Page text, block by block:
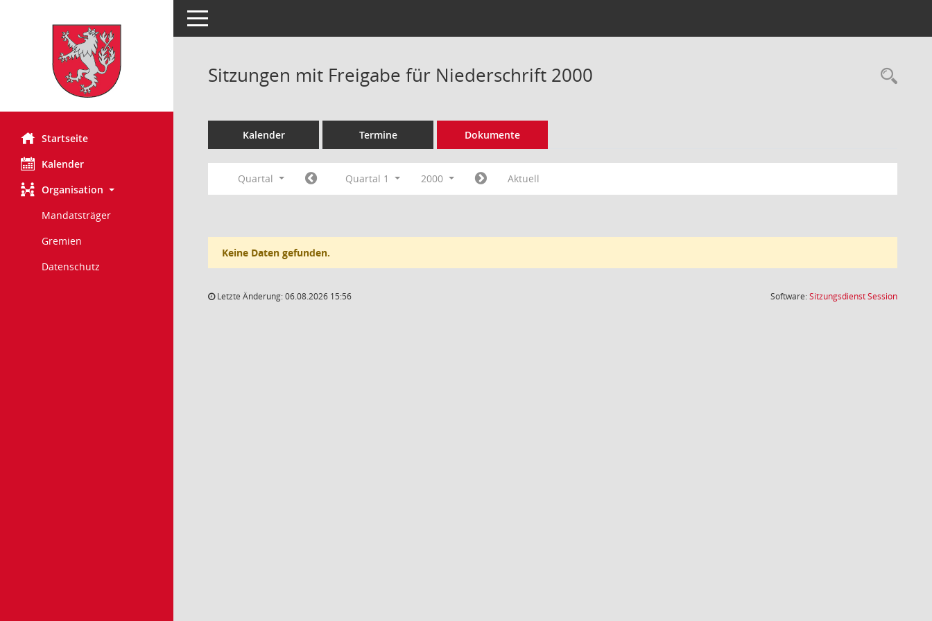
Startseite
Kalender
Organisation
Mandatsträger
Gremien
Datenschutz
Toggle navigation
Sitzungen mit Freigabe für Niederschrift 2000
Kalender Termine Dokumente
Quartal Quartal 1 2000 Aktuell
Keine Daten gefunden.
Letzte Änderung: 06.08.2026 15:56 Software:SitzungsdienstSession(Wird in